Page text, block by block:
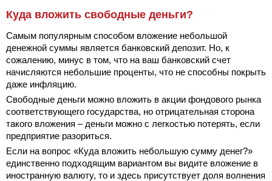
Куда вложить свободные деньги?
Самым популярным способом вложение небольшой
денежной суммы является банковский депозит. Но, к
сожалению, минус в том, что на ваш банковский счет
начисляются небольшие проценты, что не способны покрыть
даже инфляцию.
Свободные деньги можно вложить в акции фондового рынка
соответствующего государства, но отрицательная сторона
такого вложения – деньги можно с легкостью потерять, если
предприятие разориться.
Если на вопрос «Куда вложить небольшую сумму денег?»
единственно подходящим вариантом вы видите вложение в
иностранную валюту, то и здесь присутствует доля волнения